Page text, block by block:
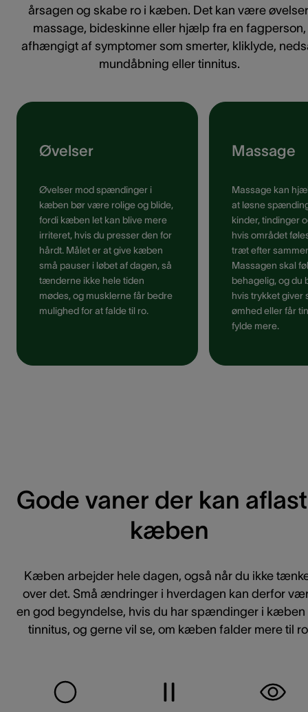
årsagen og skabe ro i kæben. Det kan være
massage, bideskinne eller hjælp fra en fagperson,
afhængigt af symptomer som smerter, kliklyde,
mundåbning eller tinnitus.
Øvelser
Øvelser mod spændinger i
kæben bør være rolige og blide,
fordi kæben let kan blive mere
irriteret, hvis du presser den for
hårdt. Målet er at give kæben
små pauser i løbet af dagen, så
tænderne ikke hele tiden
mødes, og musklerne får bedre
mulighed for at falde til ro.
Massage
Massage kan
at løsne
kinder, tindinger
hvis området
træt efter
Massagen skal
behagelig, og du
hvis trykket giver
ømhed eller får
fylde mere.
Gode vaner der kan
kæben
Kæben arbejder hele dagen, også når du ikke
over det. Små ændringer i hverdagen kan derfor
en god begyndelse, hvis du har spændinger i kæben
tinnitus, og gerne vil se, om kæben falder mere til